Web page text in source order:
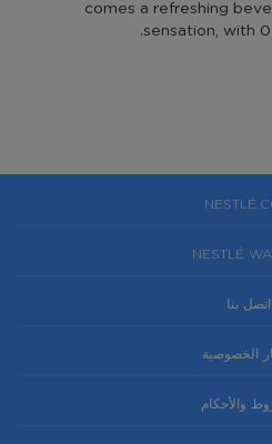
comes a refreshing
sensation, with
NESTLÉ
اتصل بنا
الخصوصية
والأحكام